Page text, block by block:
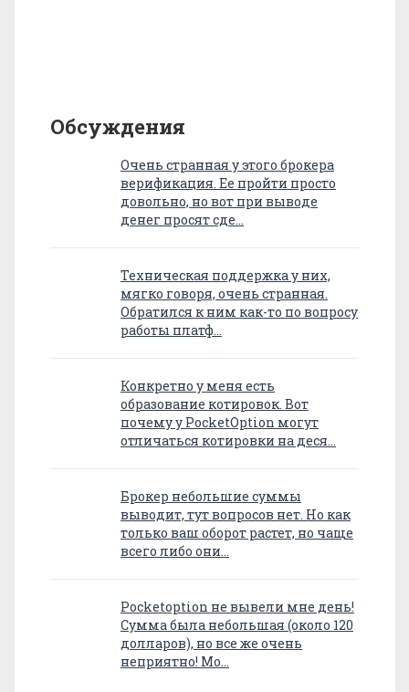
Обсуждения
Очень странная у этого брокера
верификация. Ее пройти просто
довольно, но вот при выводе
денег просят сде…
Техническая поддержка у них,
мягко говоря, очень странная.
Обратился к ним как-то по вопросу
работы платф…
Конкретно у меня есть
образование котировок. Вот
почему у PocketOption могут
отличаться котировки на деся…
Брокер небольшие суммы
выводит, тут вопросов нет. Но как
только ваш оборот растет, но чаще
всего либо они…
Pocketoption не вывели мне день!
Сумма была небольшая (около 120
долларов), но все же очень
неприятно! Мо…